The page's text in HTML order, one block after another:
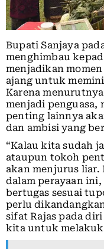
Bupati Sanjaya
menghimbau
menjadikan
ajang untuk
Karena
menjadi penguasa,
penting lainnya
dan ambisi yang
“Kalau kita sudah
ataupun tokoh
akan menjurus
dalam perayaan
bertugas sesuai
perlu
sifat Rajas pada
kita untuk